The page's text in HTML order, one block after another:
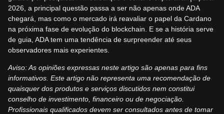
2026, a principal questão passa a ser não apenas onde ADA
chegará, mas como o mercado irá reavaliar o papel da Cardano
na próxima fase de evolução do blockchain. E se a história serve
de guia, ADA tem uma tendência de surpreender até seus
observadores mais experientes.
Aviso: As opiniões expressas neste artigo são apenas para fins
informativos. Este artigo não representa uma recomendação de
quaisquer dos produtos e serviços discutidos nem constitui
conselho de investimento, financeiro ou de negociação.
Profissionais qualificados devem ser consultados antes de tomar